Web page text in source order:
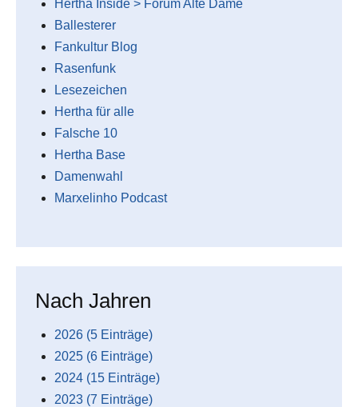
Hertha Inside > Forum Alte Dame
Ballesterer
Fankultur Blog
Rasenfunk
Lesezeichen
Hertha für alle
Falsche 10
Hertha Base
Damenwahl
Marxelinho Podcast
Nach Jahren
2026 (5 Einträge)
2025 (6 Einträge)
2024 (15 Einträge)
2023 (7 Einträge)